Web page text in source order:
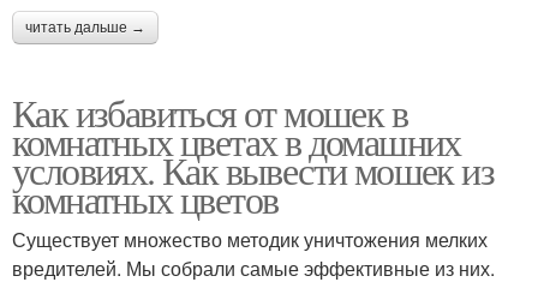
читать дальше →
Как избавиться от мошек в
комнатных цветах в домашних
условиях. Как вывести мошек из
комнатных цветов
Существует множество методик уничтожения мелких
вредителей. Мы собрали самые эффективные из них.